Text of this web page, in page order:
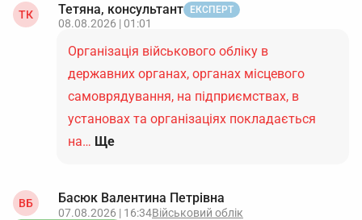
ТК Тетяна, консультант ЕКСПЕРТ
08.08.2026 | 01:01
Організація військового обліку в
державних органах, органах місцевого
самоврядування, на підприємствах, в
установах та організаціях покладається
на… Ще
ВБ Басюк Валентина Петрівна
07.08.2026 | 16:34Військовий облік